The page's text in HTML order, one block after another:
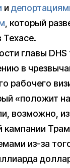
и
, который
Техасе.
главы
в
рабочего
«положит
возможно,
кампании
из-за